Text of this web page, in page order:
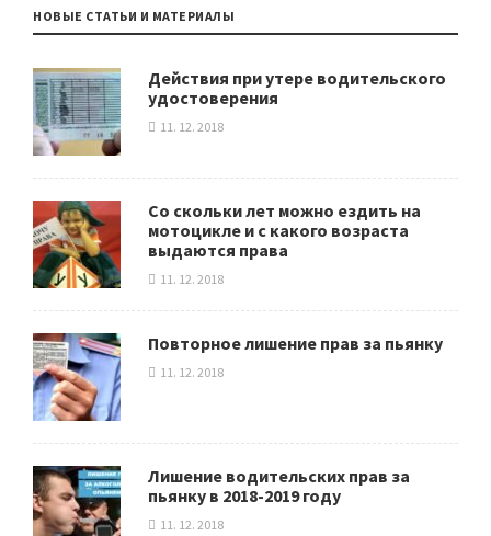
НОВЫЕ СТАТЬИ И МАТЕРИАЛЫ
Действия при утере водительского
удостоверения
11. 12. 2018
Со скольки лет можно ездить на
мотоцикле и с какого возраста
выдаются права
11. 12. 2018
Повторное лишение прав за пьянку
11. 12. 2018
Лишение водительских прав за
пьянку в 2018-2019 году
11. 12. 2018